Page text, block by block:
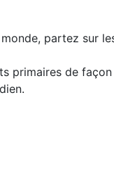
partez sur
primaires de